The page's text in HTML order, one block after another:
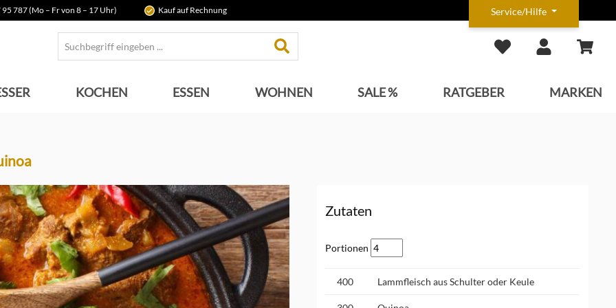
787 (Mo – Fr von 8 – 17 Uhr) Kauf auf Rechnung Service/Hilfe
KOCHEN ESSEN WOHNEN SALE % RATGEBER MARKEN
Zutaten
Portionen
400 Lammfleisch aus Schulter oder Keule